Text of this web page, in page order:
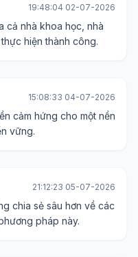
19:48:04 02-07-2026
cả nhà khoa học, nhà
hiện thành công.
15:08:33 04-07-2026
cảm hứng cho một nền
vững.
21:12:23 05-07-2026
chia sẻ sâu hơn về các
pháp này.